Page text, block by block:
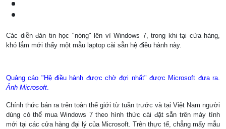
Các diễn đàn tin học "nóng" lên vì Windows 7, trong khi tại cửa hàng,
khó lắm mới thấy một mẫu laptop cài sẵn hệ điều hành này.
Quảng cáo "Hệ điều hành được chờ đợi nhất" được Microsoft đưa ra.
Ảnh Microsoft
Chính thức bán ra trên toàn thế giới từ tuần trước và tại Việt Nam người
dùng có thể mua Windows 7 theo hình thức cài đặt sẵn trên máy tính
mới tại các cửa hàng đại lý của Microsoft. Trên thực tế, chẳng mấy mẫu